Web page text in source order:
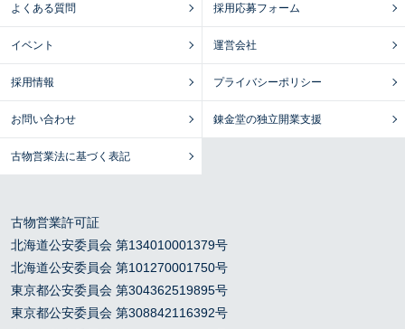
よくある質問 採用応募フォーム
イベント 運営会社
採用情報 プライバシーポリシー
お問い合わせ 錬金堂の独立開業支援
古物営業法に基づく表記
古物営業許可証
北海道公安委員会 第134010001379号
北海道公安委員会 第101270001750号
東京都公安委員会 第304362519895号
東京都公安委員会 第308842116392号